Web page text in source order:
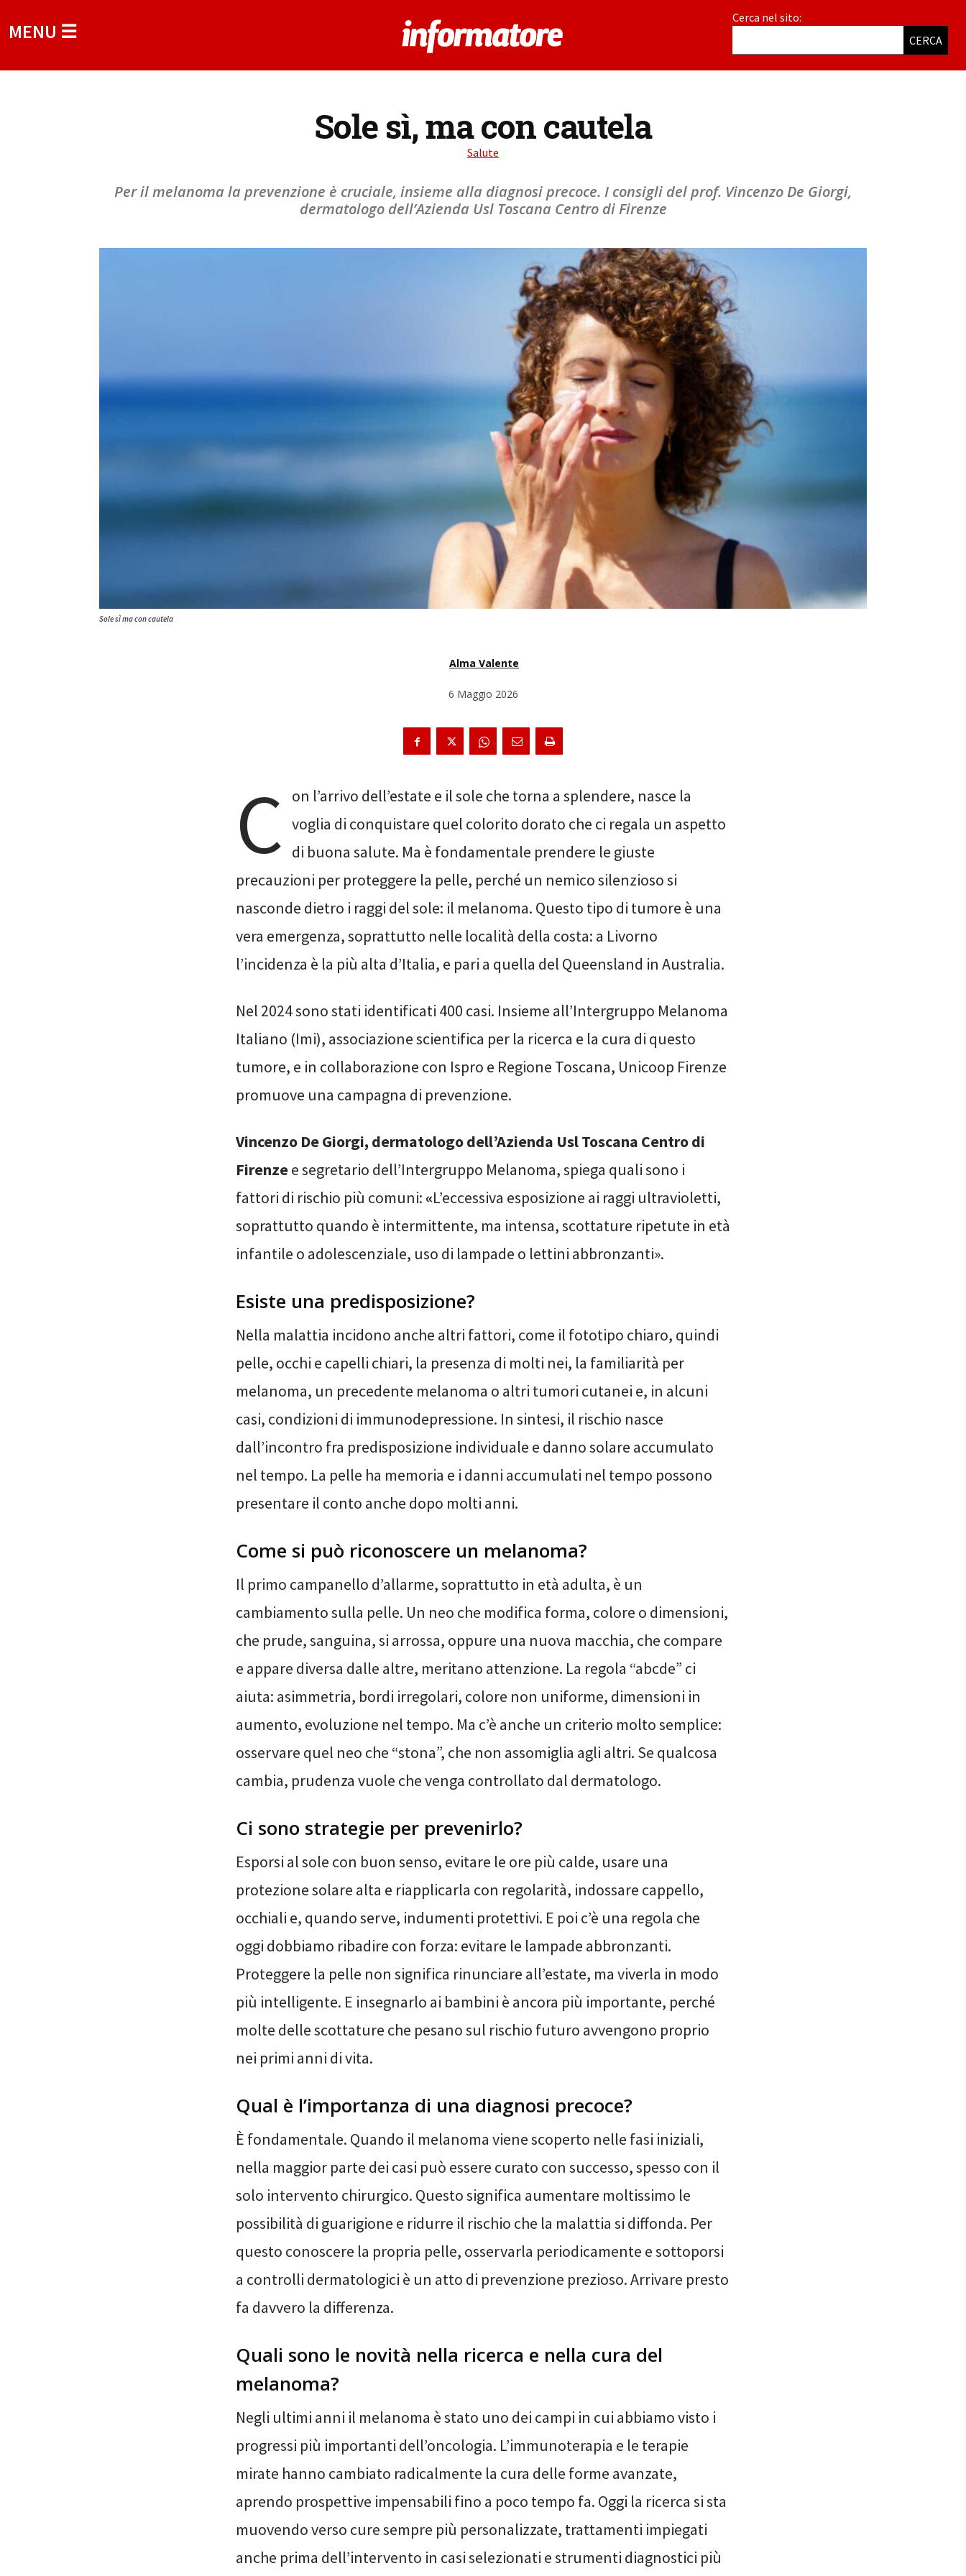
MENU ☰
Cerca nel sito:
CERCA
Sole sì, ma con cautela
Salute
Per il melanoma la prevenzione è cruciale, insieme alla diagnosi precoce. I consigli del prof. Vincenzo De Giorgi,
dermatologo dell’Azienda Usl Toscana Centro di Firenze
Sole sì ma con cautela
Alma Valente
6 Maggio 2026
C on l’arrivo dell’estate e il sole che torna a splendere, nasce la
voglia di conquistare quel colorito dorato che ci regala un aspetto
di buona salute. Ma è fondamentale prendere le giuste
precauzioni per proteggere la pelle, perché un nemico silenzioso si
nasconde dietro i raggi del sole: il melanoma. Questo tipo di tumore è una
vera emergenza, soprattutto nelle località della costa: a Livorno
l’incidenza è la più alta d’Italia, e pari a quella del Queensland in Australia.
Nel 2024 sono stati identificati 400 casi. Insieme all’Intergruppo Melanoma
Italiano (Imi), associazione scientifica per la ricerca e la cura di questo
tumore, e in collaborazione con Ispro e Regione Toscana, Unicoop Firenze
promuove una campagna di prevenzione.
Vincenzo De Giorgi, dermatologo dell’Azienda Usl Toscana Centro di
Firenzee segretario dell’Intergruppo Melanoma, spiega quali sono i
fattori di rischio più comuni: «L’eccessiva esposizione ai raggi ultravioletti,
soprattutto quando è intermittente, ma intensa, scottature ripetute in età
infantile o adolescenziale, uso di lampade o lettini abbronzanti».
Esiste una predisposizione?
Nella malattia incidono anche altri fattori, come il fototipo chiaro, quindi
pelle, occhi e capelli chiari, la presenza di molti nei, la familiarità per
melanoma, un precedente melanoma o altri tumori cutanei e, in alcuni
casi, condizioni di immunodepressione. In sintesi, il rischio nasce
dall’incontro fra predisposizione individuale e danno solare accumulato
nel tempo. La pelle ha memoria e i danni accumulati nel tempo possono
presentare il conto anche dopo molti anni.
Come si può riconoscere un melanoma?
Il primo campanello d’allarme, soprattutto in età adulta, è un
cambiamento sulla pelle. Un neo che modifica forma, colore o dimensioni,
che prude, sanguina, si arrossa, oppure una nuova macchia, che compare
e appare diversa dalle altre, meritano attenzione. La regola “abcde” ci
aiuta: asimmetria, bordi irregolari, colore non uniforme, dimensioni in
aumento, evoluzione nel tempo. Ma c’è anche un criterio molto semplice:
osservare quel neo che “stona”, che non assomiglia agli altri. Se qualcosa
cambia, prudenza vuole che venga controllato dal dermatologo.
Ci sono strategie per prevenirlo?
Esporsi al sole con buon senso, evitare le ore più calde, usare una
protezione solare alta e riapplicarla con regolarità, indossare cappello,
occhiali e, quando serve, indumenti protettivi. E poi c’è una regola che
oggi dobbiamo ribadire con forza: evitare le lampade abbronzanti.
Proteggere la pelle non significa rinunciare all’estate, ma viverla in modo
più intelligente. E insegnarlo ai bambini è ancora più importante, perché
molte delle scottature che pesano sul rischio futuro avvengono proprio
nei primi anni di vita.
Qual è l’importanza di una diagnosi precoce?
È fondamentale. Quando il melanoma viene scoperto nelle fasi iniziali,
nella maggior parte dei casi può essere curato con successo, spesso con il
solo intervento chirurgico. Questo significa aumentare moltissimo le
possibilità di guarigione e ridurre il rischio che la malattia si diffonda. Per
questo conoscere la propria pelle, osservarla periodicamente e sottoporsi
a controlli dermatologici è un atto di prevenzione prezioso. Arrivare presto
fa davvero la differenza.
Quali sono le novità nella ricerca e nella cura del
melanoma?
Negli ultimi anni il melanoma è stato uno dei campi in cui abbiamo visto i
progressi più importanti dell’oncologia. L’immunoterapia e le terapie
mirate hanno cambiato radicalmente la cura delle forme avanzate,
aprendo prospettive impensabili fino a poco tempo fa. Oggi la ricerca si sta
muovendo verso cure sempre più personalizzate, trattamenti impiegati
anche prima dell’intervento in casi selezionati e strumenti diagnostici più